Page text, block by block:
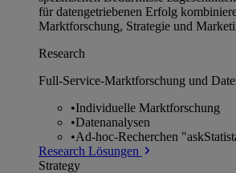
für datengetriebenen Erfolg
Marktforschung, Strategie und
Research
Full-Service-Marktforschung und
•Individuelle Marktforschung
•Datenanalysen
•Ad-hoc-Recherchen
Research Lösungen
Strategy